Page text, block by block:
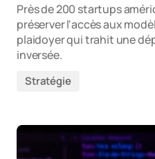
Près de 200 startups
préserver l'accès aux
plaidoyer qui trahit une
inversée.
Stratégie